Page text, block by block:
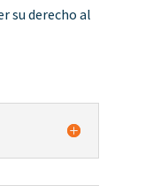
su derecho al